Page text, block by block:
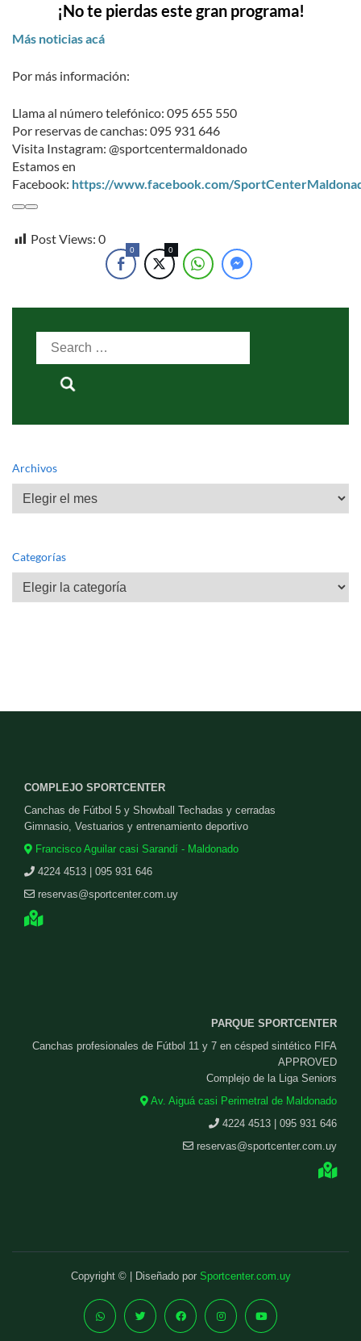
¡No te pierdas este gran programa!
Más noticias acá
Por más información:
Llama al número telefónico: 095 655 550
Por reservas de canchas: 095 931 646
Visita Instagram: @sportcentermaldonado
Estamos en
Facebook: https://www.facebook.com/
Post Views: 0
0 0
Search
for:
Archivos
Archivos
Categorías
Categorías
COMPLEJO SPORTCENTER
Canchas de Fútbol 5 y Showball Techadas y cerradas
Gimnasio, Vestuarios y entrenamiento deportivo
Francisco Aguilar casi Sarandí - Maldonado
4224 4513 | 095 931 646
reservas@sportcenter.com.uy
PARQUE SPORTCENTER
Canchas profesionales de Fútbol 11 y 7 en césped sintético FIFA
APPROVED
Complejo de la Liga Seniors
Av. Aiguá casi Perimetral de Maldonado
4224 4513 | 095 931 646
reservas@sportcenter.com.uy
Copyright © | Diseñado por Sportcenter.com.uy